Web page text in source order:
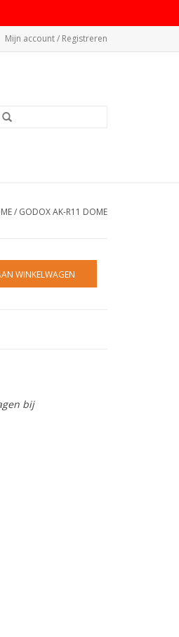
Mijn account / Registreren
/ GODOX AK-R11 DOME
WINKELWAGEN
bij